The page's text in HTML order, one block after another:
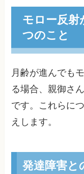
モロー反射
つのこと
月齢が進んでも
る場合、親御さ
です。これらに
えします。
発達障害と